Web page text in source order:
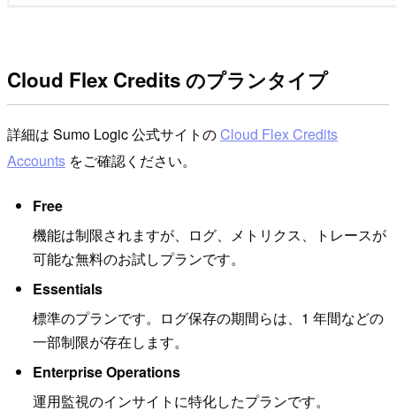
Cloud Flex Credits のプランタイプ
詳細は Sumo Logic 公式サイトのCloud Flex Credits
Accounts をご確認ください。
Free
機能は制限されますが、ログ、メトリクス、トレースが
可能な無料のお試しプランです。
Essentials
標準のプランです。ログ保存の期間らは、1 年間などの
一部制限が存在します。
Enterprise Operations
運用監視のインサイトに特化したプランです。